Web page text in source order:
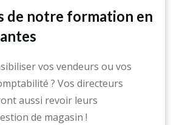
de notre formation en
vos vendeurs ou vos
? Vos directeurs
aussi revoir leurs
de magasin !